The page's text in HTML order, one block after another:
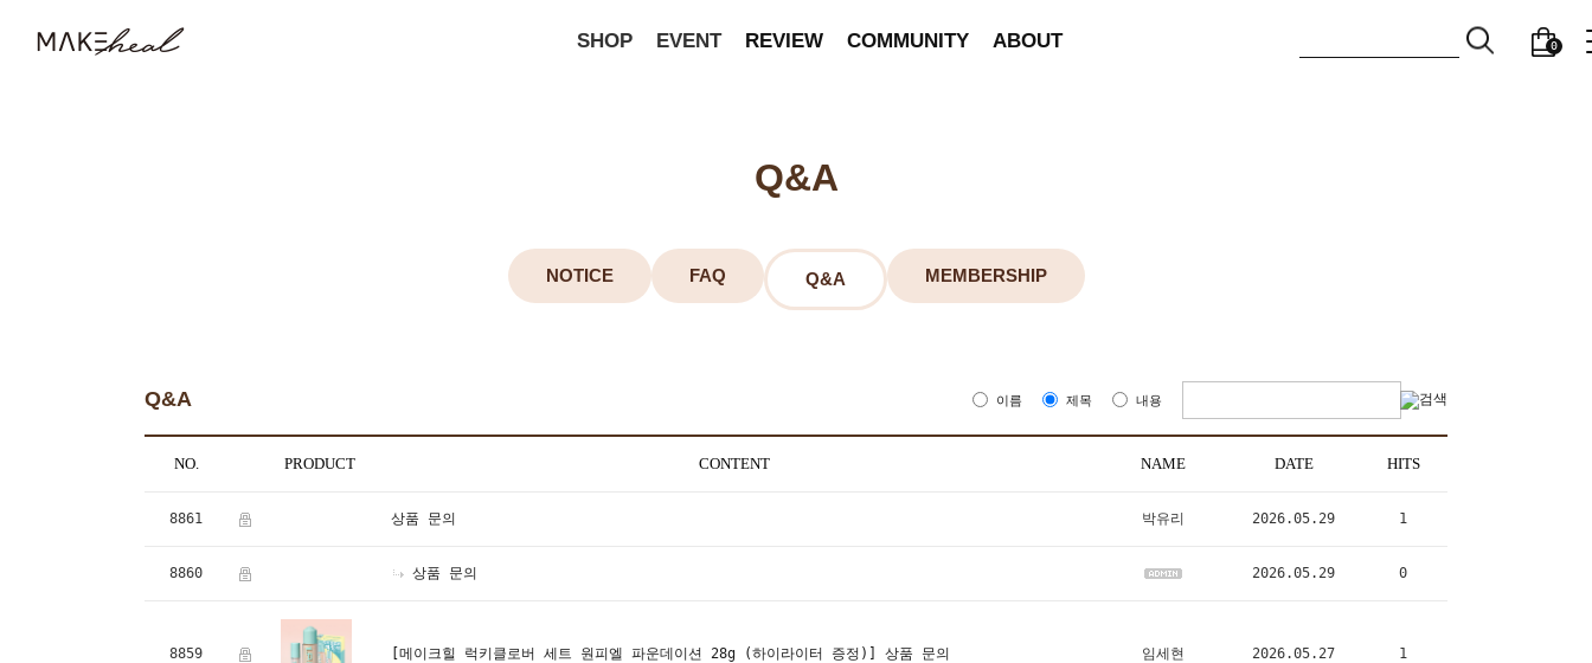
SHOP EVENT REVIEW COMMUNITY ABOUT 0
Q&A
NOTICE FAQ Q&A MEMBERSHIP
Q&A 이름 제목 내용
NO. PRODUCT CONTENT NAME DATE HITS
8861 상품 문의 박유리 2026.05.29 1
8860 상품 문의 2026.05.29 0
8859 [메이크힐 럭키클로버 세트 원피엘 파운데이션 28g (하이라이터 증정)] 상품 문의 임세현 2026.05.27 1